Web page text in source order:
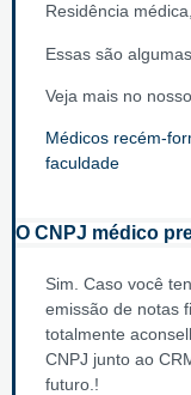
Residência
Essas são
Veja mais no
Médicos recém-
faculdade
O CNPJ médico
Sim. Caso você
emissão de notas
totalmente
CNPJ junto ao
futuro.!